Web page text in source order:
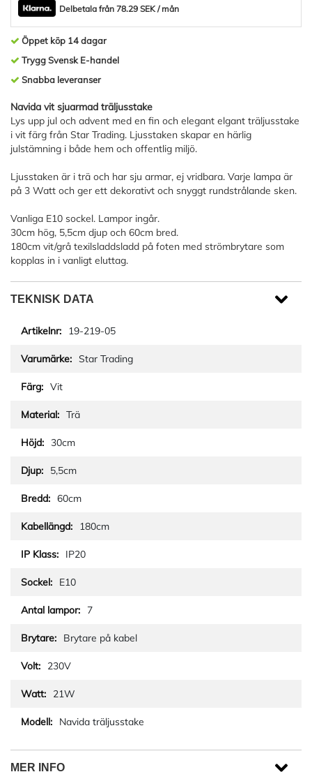
Delbetala från 78.29 SEK / mån
Öppet köp 14 dagar
Trygg Svensk E-handel
Snabba leveranser
Navida vit sjuarmad träljusstake
Lys upp jul och advent med en fin och elegant elgant träljusstake
i vit färg från Star Trading. Ljusstaken skapar en härlig
julstämning i både hem och offentlig miljö.
Ljusstaken är i trä och har sju armar, ej vridbara. Varje lampa är
på 3 Watt och ger ett dekorativt och snyggt rundstrålande sken.
Vanliga E10 sockel. Lampor ingår.
30cm hög, 5,5cm djup och 60cm bred.
180cm vit/grå texilsladdsladd på foten med strömbrytare som
kopplas in i vanligt eluttag.
TEKNISK DATA
19-219-05
Star Trading
Vit
Trä
30cm
5,5cm
60cm
180cm
IP20
E10
7
Brytare på kabel
230V
21W
Navida träljusstake
MER INFO